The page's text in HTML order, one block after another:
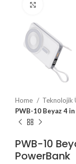
Home Teknolojik
PWB-10 Beyaz 4
PWB-10
PowerBank